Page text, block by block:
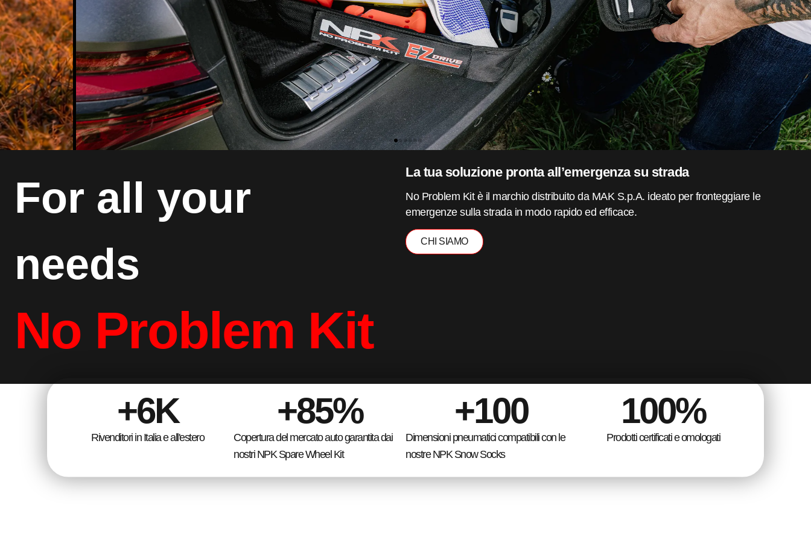
Kit di emergenza
AFFRONTA LE DIVERSE NECESSITA' SU STRADA
For all your
needs
No Problem Kit
La tua soluzione pronta all’emergenza su strada
No Problem Kit è il marchio distribuito da MAK S.p.A. ideato per fronteggiare le
emergenze sulla strada in modo rapido ed efficace.
CHI SIAMO
Rivenditori in Italia e all'estero
+6K
Copertura del mercato auto garantita dai
nostri NPK Spare Wheel Kit
+85%
Dimensioni pneumatici compatibili con le
nostre NPK Snow Socks
+100
Prodotti certificati e omologati
100%